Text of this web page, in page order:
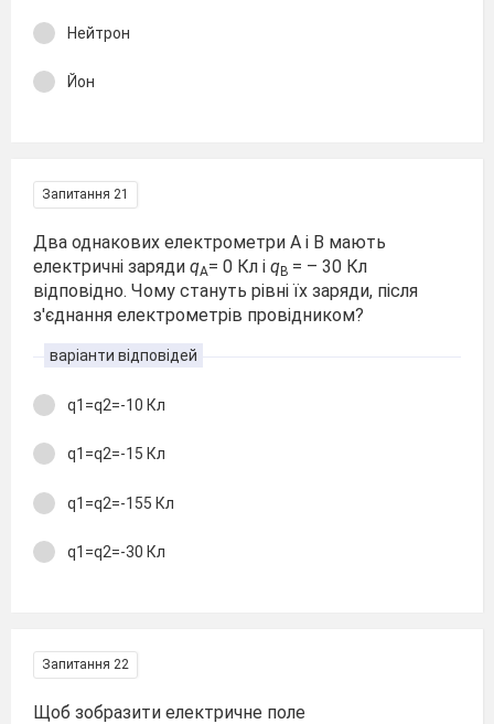
Нейтрон
Йон
Запитання 21
Два однакових електрометри А і В мають
електричні заряди qA= 0 Кл і qВ = – 30 Кл
відповідно. Чому стануть рівні їх заряди, після
з'єднання електрометрів провідником?
варіанти відповідей
q1=q2=-10 Кл
q1=q2=-15 Кл
q1=q2=-155 Кл
q1=q2=-30 Кл
Запитання 22
Щоб зобразити електричне поле